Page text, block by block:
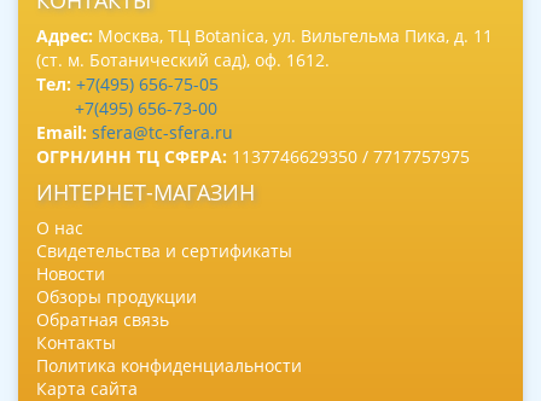
Адрес: Москва, ТЦ Botanica, ул. Вильгельма Пика, д. 11
(ст. м. Ботанический сад), оф. 1612.
Тел: +7(495) 656-75-05
+7(495) 656-73-00
Email: sfera@tc-sfera.ru
ОГРН/ИНН ТЦ СФЕРА: 1137746629350 / 7717757975
ИНТЕРНЕТ-МАГАЗИН
О нас
Свидетельства и сертификаты
Новости
Обзоры продукции
Обратная связь
Контакты
Политика конфиденциальности
Карта сайта